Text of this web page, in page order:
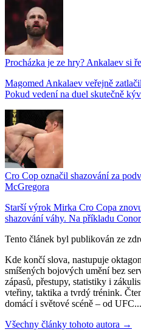
Procházka je ze hry? Ankalaev si
Magomed Ankalaev veřejně
Pokud vedení na duel skutečně
Cro Cop označil shazování za
McGregora
Starší výrok Mirka Cro Copa
shazování váhy. Na příkladu
Tento článek byl publikován ze
Kde končí slova, nastupuje
smíšených bojových umění bez
zápasů, přestupy, statistiky i
vteřiny, taktika a tvrdý trénink.
domácí i světové scéně – od UFC...
Všechny články tohoto autora →